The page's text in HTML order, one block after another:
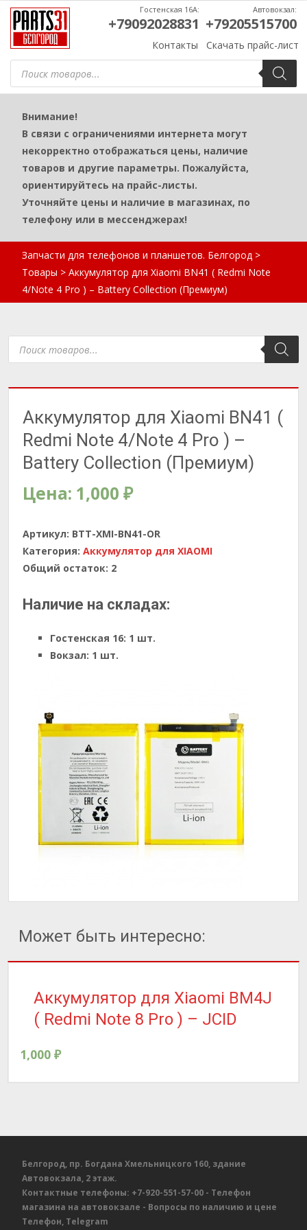
Поиск
товаров
Контакты Скачать прайс-лист
Гостенская 16А:
+79092028831
Автовокзал:
+79205515700
Внимание!
В связи с ограничениями интернета могут
некорректно отображаться цены, наличие
товаров и другие параметры. Пожалуйста,
ориентируйтесь на прайс-листы.
Уточняйте цены и наличие в магазинах, по
телефону или в мессенджерах!
Запчасти для телефонов и планшетов. Белгород >
Товары > Аккумулятор для Xiaomi BN41 ( Redmi Note
4/Note 4 Pro ) – Battery Collection (Премиум)
Поиск
товаров
Аккумулятор для Xiaomi BN41 (
Redmi Note 4/Note 4 Pro ) –
Battery Collection (Премиум)
Цена: 1,000 ₽
Артикул: BTT-XMI-BN41-OR
Категория: Аккумулятор для XIAOMI
Общий остаток: 2
Наличие на складах:
Гостенская 16: 1 шт.
Вокзал: 1 шт.
Может быть интересно:
Аккумулятор для Xiaomi BM4J
( Redmi Note 8 Pro ) – JCID
1,000 ₽
Белгород, пр. Богдана Хмельницкого 160, здание
Автовокзала, 2 этаж.
Контактные телефоны: +7-920-551-57-00 - Телефон
магазина на автовокзале - Вопросы по наличию и цене
Телефон, Telegram